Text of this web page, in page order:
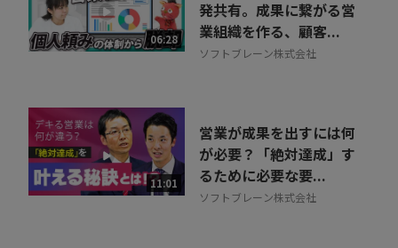
06:28
発共有。成果に繋がる営
業組織を作る、顧客...
ソフトブレーン株式会社
11:01
営業が成果を出すには何
が必要？「絶対達成」す
るために必要な要...
ソフトブレーン株式会社